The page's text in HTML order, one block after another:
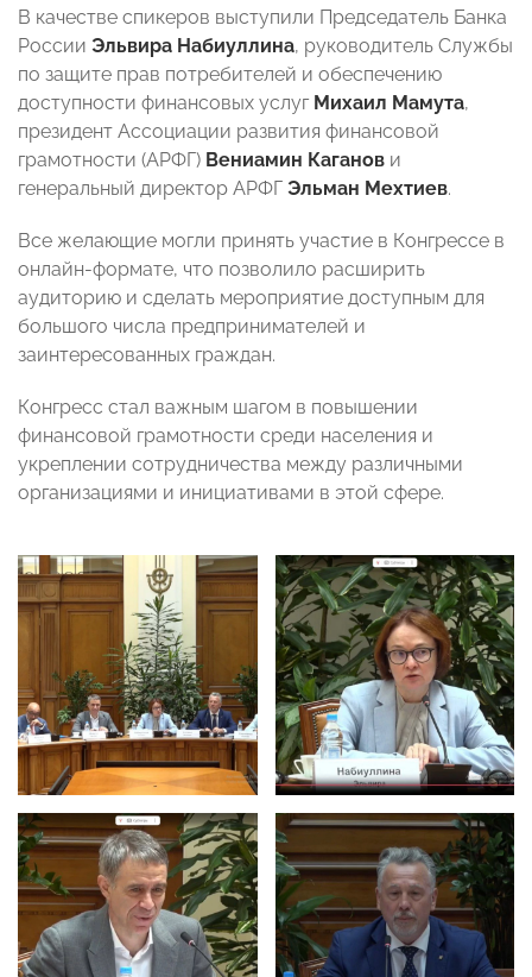
В качестве спикеров выступили Председатель Банка
России Эльвира Набиуллина, руководитель Службы
по защите прав потребителей и обеспечению
доступности финансовых услуг Михаил Мамута,
президент Ассоциации развития финансовой
грамотности (АРФГ) Вениамин Каганов и
генеральный директор АРФГ Эльман Мехтиев.
Все желающие могли принять участие в Конгрессе в
онлайн-формате, что позволило расширить
аудиторию и сделать мероприятие доступным для
большого числа предпринимателей и
заинтересованных граждан.
Конгресс стал важным шагом в повышении
финансовой грамотности среди населения и
укреплении сотрудничества между различными
организациями и инициативами в этой сфере.